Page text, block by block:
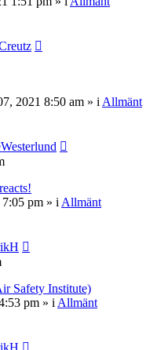
2021 8:50 am » i Allmänt
pm » i Allmänt
Safety Institute)
pm » i Allmänt